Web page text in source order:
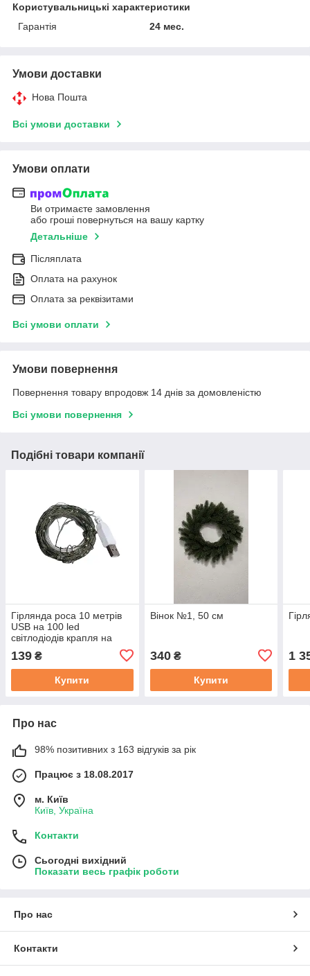
Користувальницькі характеристики
Гарантія
24 мес.
Умови доставки
Нова Пошта
Всі умови доставки
Умови оплати
Ви отримаєте замовлення
або гроші повернуться на вашу картку
Детальніше
Післяплата
Оплата на рахунок
Оплата за реквізитами
Всі умови оплати
Умови повернення
Повернення товару впродовж 14 днів за домовленістю
Всі умови повернення
Подібні товари компанії
Гірлянда роса 10 метрів
USB на 100 led
світлодіодів крапля на
USB100L10MGW
139 ₴
Купити
Вінок №1, 50 см
340₴
Купити
1
Про нас
98% позитивних з 163 відгуків за рік
Працює з 18.08.2017
м. Київ
Київ, Україна
Контакти
Сьогодні вихідний
Показати весь графік роботи
Про нас
Контакти